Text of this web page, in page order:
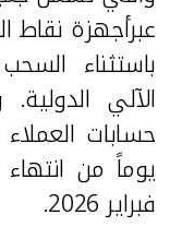
عبرأجهزة نقاط
باستثناء
الآلي
حسابات
فبراير 2026.